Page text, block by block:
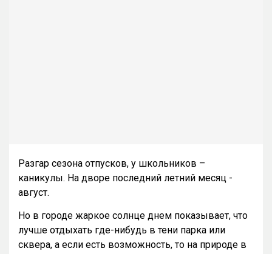
Разгар сезона отпусков, у школьников –
каникулы. На дворе последний летний месяц -
август.
Но в городе жаркое солнце днем показывает, что
лучше отдыхать где-нибудь в тени парка или
сквера, а если есть возможность, то на природе в